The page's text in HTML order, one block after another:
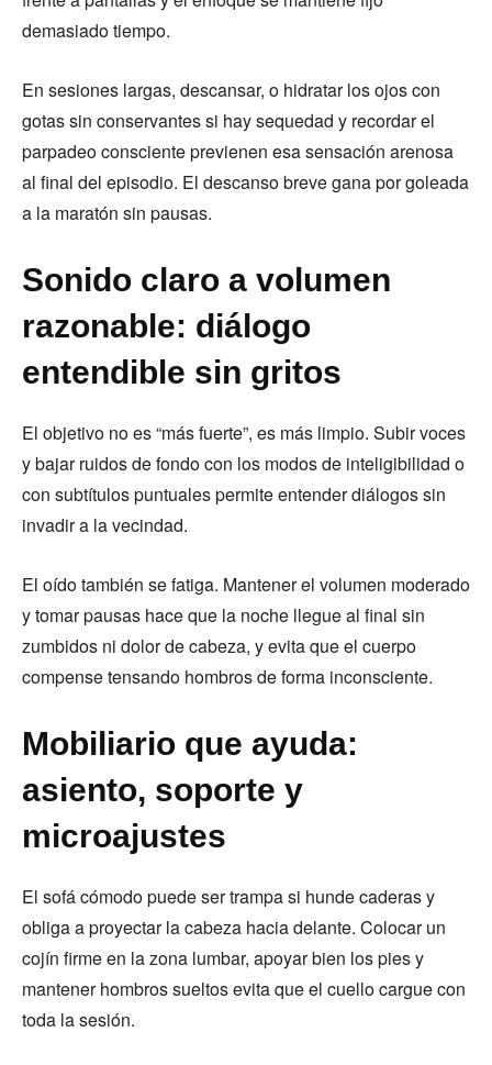
demasiado tiempo.
En sesiones largas, descansar, o hidratar los ojos con
gotas sin conservantes si hay sequedad y recordar el
parpadeo consciente previenen esa sensación arenosa
al final del episodio. El descanso breve gana por goleada
a la maratón sin pausas.
Sonido claro a volumen
razonable: diálogo
entendible sin gritos
El objetivo no es “más fuerte”, es más limpio. Subir voces
y bajar ruidos de fondo con los modos de inteligibilidad o
con subtítulos puntuales permite entender diálogos sin
invadir a la vecindad.
El oído también se fatiga. Mantener el volumen moderado
y tomar pausas hace que la noche llegue al final sin
zumbidos ni dolor de cabeza, y evita que el cuerpo
compense tensando hombros de forma inconsciente.
Mobiliario que ayuda:
asiento, soporte y
microajustes
El sofá cómodo puede ser trampa si hunde caderas y
obliga a proyectar la cabeza hacia delante. Colocar un
cojín firme en la zona lumbar, apoyar bien los pies y
mantener hombros sueltos evita que el cuello cargue con
toda la sesión.